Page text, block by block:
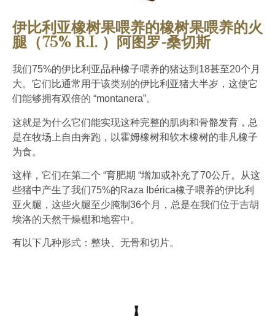
伊比利亚橡树果喂养的橡树果喂养的火
腿（75% R.I. ）阿图罗-桑切斯
我们75%的伊比利亚品种橡子喂养的猪达到18甚至20个月
大。它们比通常用于该类别的伊比利亚猪大半岁，这使它
们能够拥有双倍的 “montanera”。
这就是为什么它们能实现这种完整的肌肉和骨骼发育，总
是在牧场上自由奔跑，以霍姆橡树和软木橡树的非凡橡子
为食。
这样，它们在第二个 “育肥期 “增加或补充了70公斤。从这
些猪中产生了我们75%的Raza Ibérica橡子喂养的伊比利
亚火腿，这些火腿至少腌制36个月，总是在我们位于吉胡
埃洛的天然干燥棚和地窖中。
有以下几种形式：整块、无骨和切片。